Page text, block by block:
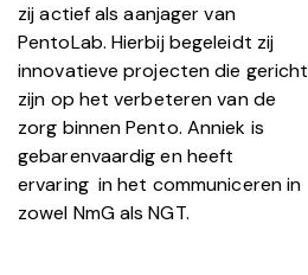
zij actief als aanjager van
PentoLab. Hierbij begeleidt zij
innovatieve projecten die gericht
zijn op het verbeteren van de
zorg binnen Pento. Anniek is
gebarenvaardig en heeft
ervaring in het communiceren in
zowel NmG als NGT.